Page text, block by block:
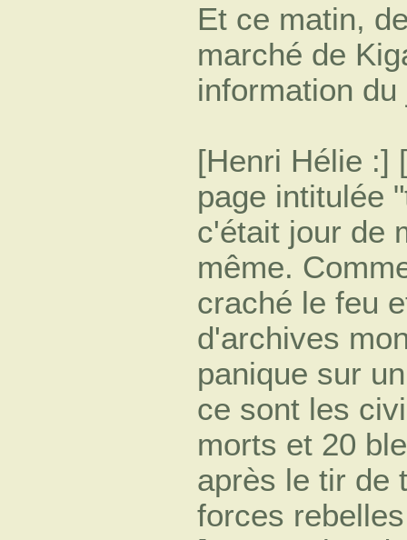
Et ce matin,
marché de
information
[Henri Hélie :]
page intitulée
c'était jour de
même.
craché le feu
d'archives
panique sur
ce sont les
morts et 20
après le tir de
forces